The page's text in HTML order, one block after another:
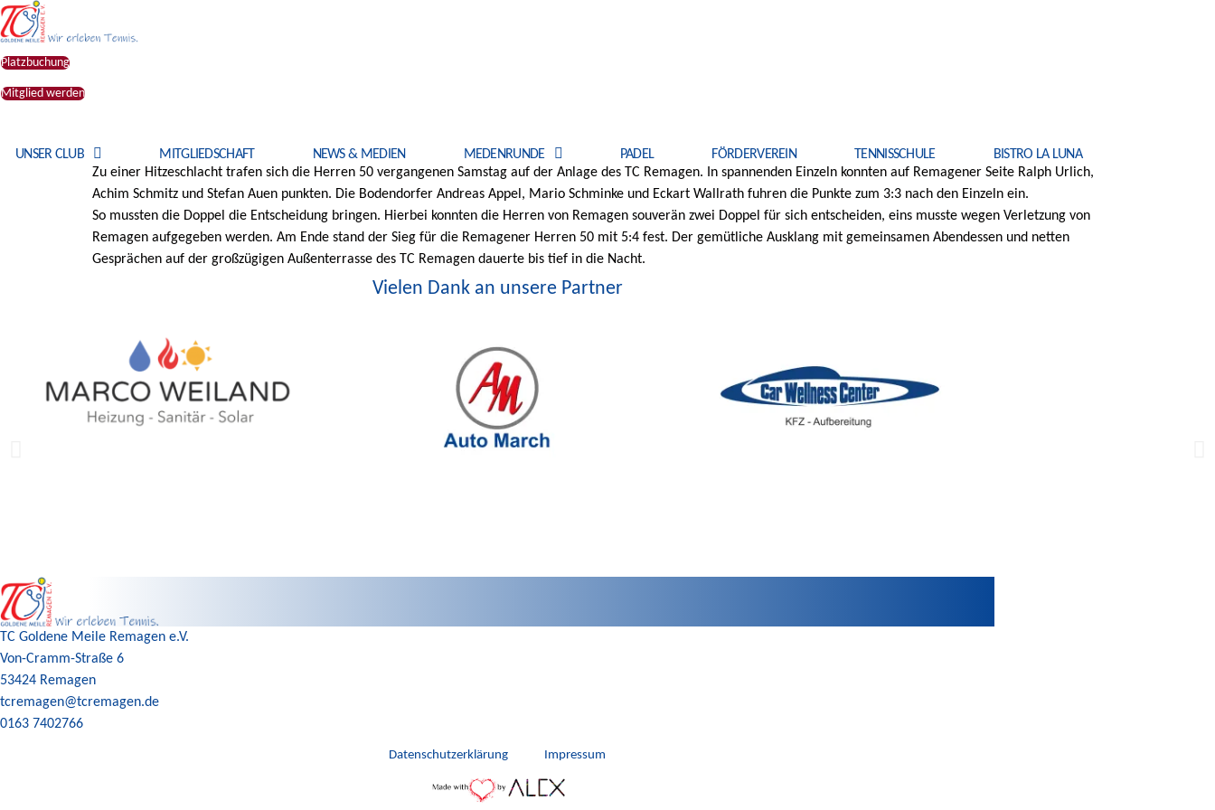
Zum
Inhalt
springen
Platzbuchung
Mitglied werden
UNSER CLUB MITGLIEDSCHAFT NEWS & MEDIEN MEDENRUNDE PADEL FÖRDERVEREIN TENNISSCHULE
BISTRO LA LUNA
Zu einer Hitzeschlacht trafen sich die Herren 50 vergangenen Samstag auf der Anlage des TC Remagen. In spannenden Einzeln konnten auf Remagener Seite Ralph Urlich,
Achim Schmitz und Stefan Auen punkten. Die Bodendorfer Andreas Appel, Mario Schminke und Eckart Wallrath fuhren die Punkte zum 3:3 nach den Einzeln ein.
So mussten die Doppel die Entscheidung bringen. Hierbei konnten die Herren von Remagen souverän zwei Doppel für sich entscheiden, eins musste wegen Verletzung von
Remagen aufgegeben werden. Am Ende stand der Sieg für die Remagener Herren 50 mit 5:4 fest. Der gemütliche Ausklang mit gemeinsamen Abendessen und netten
Gesprächen auf der großzügigen Außenterrasse des TC Remagen dauerte bis tief in die Nacht.
Vielen Dank an unsere Partner
TC Goldene Meile Remagen e.V.
Von-Cramm-Straße 6
53424 Remagen
tcremagen@tcremagen.de
0163 7402766
Datenschutzerklärung Impressum